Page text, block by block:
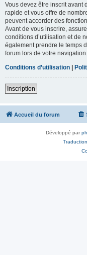
Vous devez être inscrit avant
rapide et vous offre de
peuvent accorder des
Avant de vous inscrire,
conditions d’utilisation et de
également prendre le temps
forum lors de votre navigation.
Conditions d’utilisation |
Inscription
Accueil du forum
Développé par